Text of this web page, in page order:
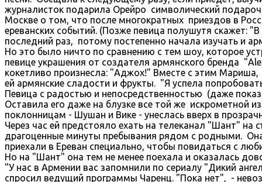
журналисток подарила Орейро символический
Москве о том, что после многократных приездов в
ереванских событий. (Позже певица полушутя скажет:
последний раз, потому постепенно начала изучать и
Но это было ничто по сравнению с тем шоу, которое
певице украшения от создателя армянского бренда
кокетливо произнесла: "Аджох!" Вместе с этим
ей армянские сладости и фрукты. "Я успела
Певица с радостью и непосредственностью (даже
Оставила его даже на блузке все той же искрометной
поклонницам - Шушан и Вике - унеслась вверх в
Через час ей предстояло ехать на телеканал "Шант"
драгоценные минуты пребывания рядом с родными.
приехали в Ереван специально, чтобы повидаться с
Но на "Шант" она тем не менее поехала и оказалась
"У нас в Армении вас запомнили по сериалу "Дикий
спросил ведущий программы Чаренц. "Пока нет", -